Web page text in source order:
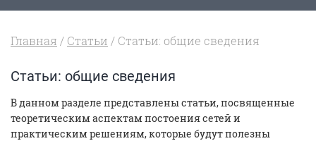
Главная / Статьи / Статьи: общие сведения
Статьи: общие сведения
В данном разделе представлены статьи, посвященные
теоретическим аспектам постоения сетей и
практическим решениям, которые будут полезны